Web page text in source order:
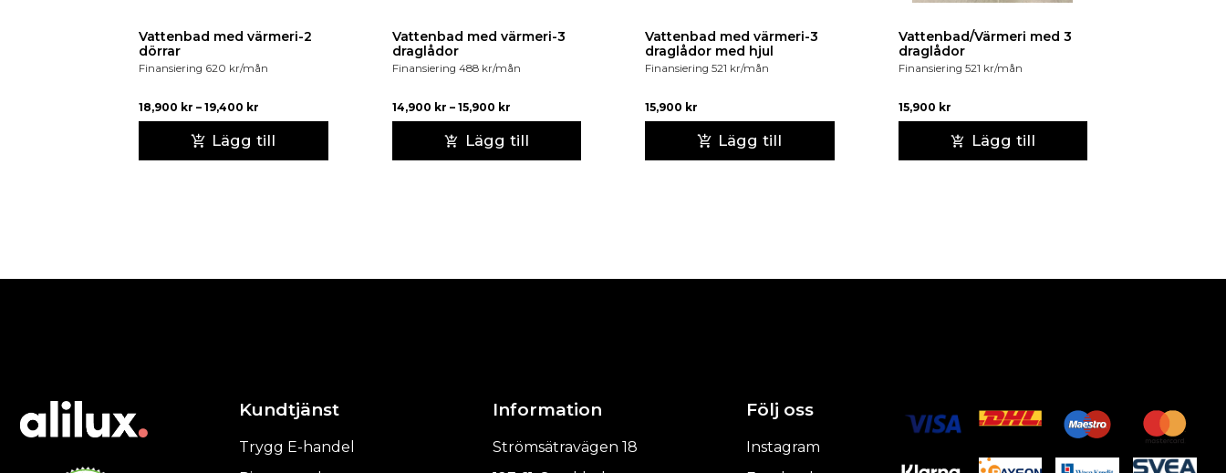
Vattenbad med värmeri-2
dörrar
Finansiering 620 kr/mån
18,900 kr – 19,400 kr
Lägg till
Vattenbad med värmeri-3
draglådor
Finansiering 488 kr/mån
14,900 kr – 15,900 kr
Lägg till
Vattenbad med värmeri-3
draglådor med hjul
Finansiering 521 kr/mån
15,900 kr
Lägg till
Vattenbad/Värmeri med 3
draglådor
Finansiering 521 kr/mån
15,900 kr
Lägg till
Kundtjänst
Trygg E-handel
Information
Strömsätravägen 18
Följ oss
Instagram